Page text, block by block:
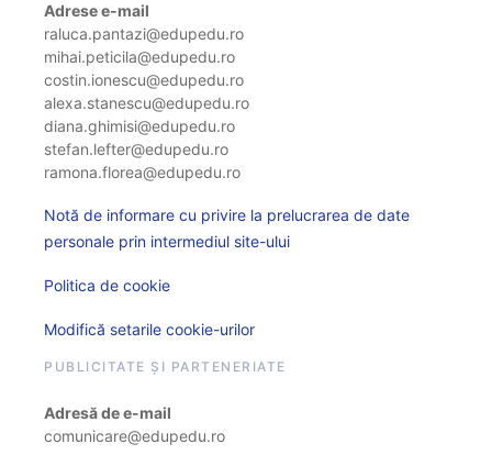
Adrese e-mail
raluca.pantazi@edupedu.ro
mihai.peticila@edupedu.ro
costin.ionescu@edupedu.ro
alexa.stanescu@edupedu.ro
diana.ghimisi@edupedu.ro
stefan.lefter@edupedu.ro
ramona.florea@edupedu.ro
Notă de informare cu privire la prelucrarea de date
personale prin intermediul site-ului
Politica de cookie
Modifică setarile cookie-urilor
PUBLICITATE ȘI PARTENERIATE
Adresă de e-mail
comunicare@edupedu.ro